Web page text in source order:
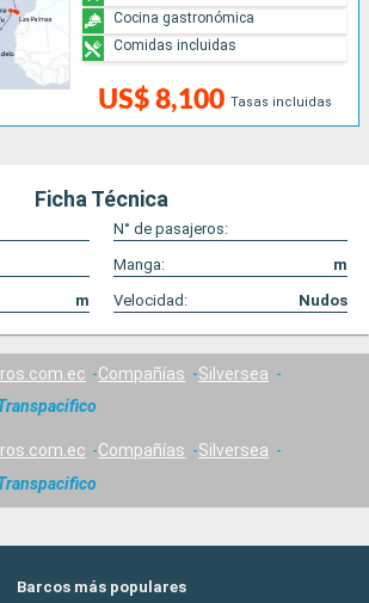
US$ 8,100 Tasas incluidas
Cocina gastronómica
Comidas incluidas
Ficha Técnica
N° de pasajeros:
Manga:
m
m Velocidad: Nudos
Compañías
Silversea
Compañías
Silversea
Barcos más populares